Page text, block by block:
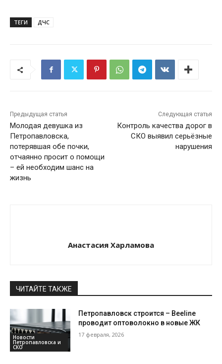
ТЕГИ ДЧС
Предыдущая статья
Молодая девушка из
Петропавловска,
потерявшая обе почки,
отчаянно просит о помощи
– ей необходим шанс на
жизнь
Следующая статья
Контроль качества дорог в
СКО выявил серьёзные
нарушения
Анастасия Харламова
ЧИТАЙТЕ ТАКЖЕ
Новости
Петропавловска и
СКО
Петропавловск строится – Beeline
проводит оптоволокно в новые ЖК
17 февраля, 2026